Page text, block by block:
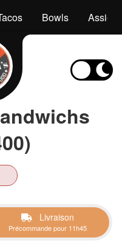
Bowls
Livraison
Précommande pour 11h45